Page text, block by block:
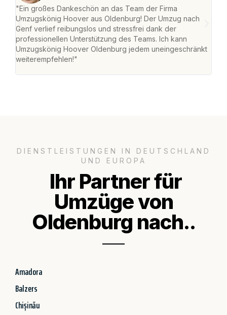
"Ein großes Dankeschön an das Team der Firma
Umzugskönig Hoover aus Oldenburg! Der Umzug nach
Genf verlief reibungslos und stressfrei dank der
professionellen Unterstützung des Teams. Ich kann
Umzugskönig Hoover Oldenburg jedem uneingeschränkt
weiterempfehlen!"
DIENSTLEISTUNGEN IN DEUTSCHLAND
UND EUROPA
Ihr Partner für
Umzüge von
Oldenburg nach..
Amadora
Balzers
Chișinău